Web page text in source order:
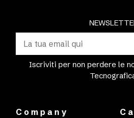
Iscriviti per non perdere le
Company